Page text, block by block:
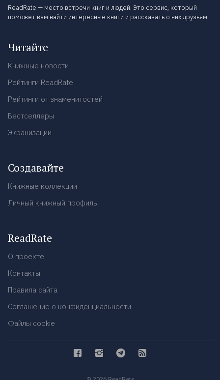
ReadRate — место встречи книг и людей. Это сервис, который
поможет вам найти интересные книги и рассказать о них друзьям.
Читайте
Книжные новости
Рейтинги ReadRate
Рейтинги от знаменитостей
Бестселлеры
Экранизации
Создавайте
Книжные коллекции
Личный книжный профиль
ReadRate
О проекте
Контакты
Правила сайта
Соглашение о конфиденциальности
Файлы cookie